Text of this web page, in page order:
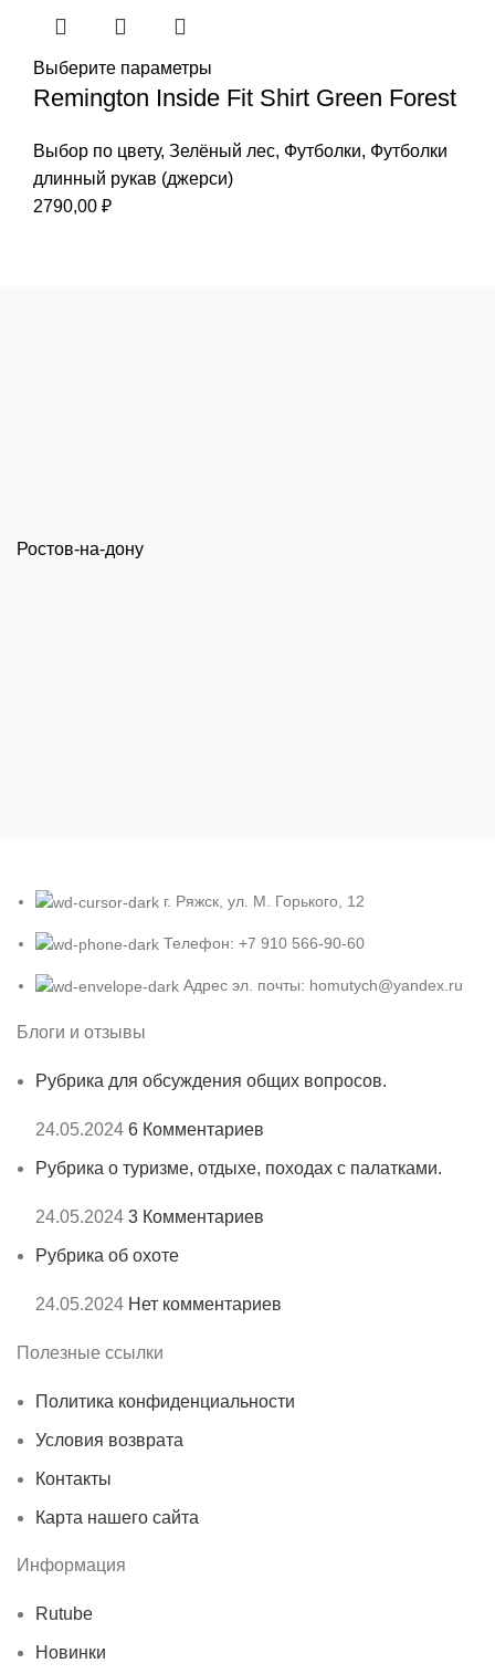
Выберите параметры
Remington Inside Fit Shirt Green Forest
Выбор по цвету, Зелёный лес, Футболки, Футболки
длинный рукав (джерси)
2790,00 ₽
Ростов-на-дону
г. Ряжск, ул. М. Горького, 12
Телефон: +7 910 566-90-60
Адрес эл. почты: homutych@yandex.ru
Блоги и отзывы
Рубрика для обсуждения общих вопросов.
24.05.2024 6 Комментариев
Рубрика о туризме, отдыхе, походах с палатками.
24.05.2024 3 Комментариев
Рубрика об охоте
24.05.2024 Нет комментариев
Полезные ссылки
Политика конфиденциальности
Условия возврата
Контакты
Карта нашего сайта
Информация
Rutube
Новинки